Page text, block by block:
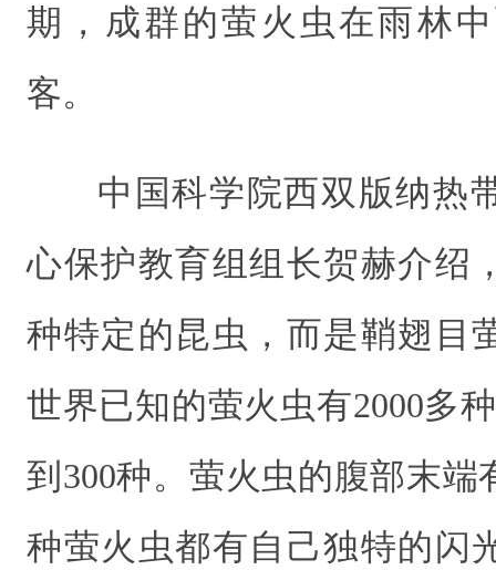
期，成群的萤火虫在雨林
客。
中国科学院西双版纳热
心保护教育组组长贺赫介绍
种特定的昆虫，而是鞘翅目
世界已知的萤火虫有2000多
到300种。萤火虫的腹部末端
种萤火虫都有自己独特的闪